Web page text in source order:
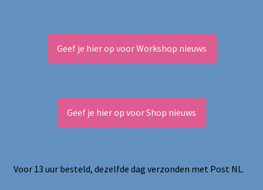
Geef je hier op voor Workshop nieuws
Geef je hier op voor Shop nieuws
Voor 13 uur besteld, dezelfde dag verzonden met Post NL.